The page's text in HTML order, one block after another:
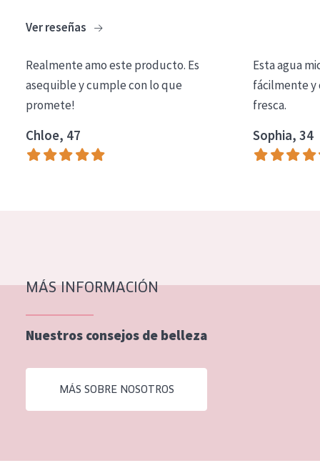
Limpieza
COLECCIÓN
Essentials
Lift+
Piel normal y seca
Piel mixata o grasa
Piel madura
Piel expuesta al sol
Piel menopáusica
Todas las edades
Ver reseñas
Realmente amo este producto. Es
asequible y cumple con lo que
promete!
Chloe, 47
Esta agua
fácilmente y
fresca.
Sophia, 34
MÁS INFORMACIÓN
Nuestros consejos de belleza
MÁS SOBRE NOSOTROS